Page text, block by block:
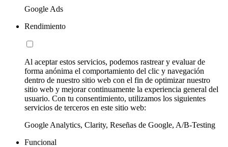
Google Ads
Rendimiento
Al aceptar estos servicios, podemos rastrear y evaluar de
forma anónima el comportamiento del clic y navegación
dentro de nuestro sitio web con el fin de optimizar nuestro
sitio web y mejorar continuamente la experiencia general del
usuario. Con tu consentimiento, utilizamos los siguientes
servicios de terceros en este sitio web:
Google Analytics, Clarity, Reseñas de Google, A/B-Testing
Funcional